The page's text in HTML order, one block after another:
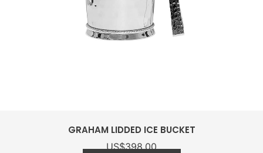
BRAID CONDIMENT SERVER
US$216.00